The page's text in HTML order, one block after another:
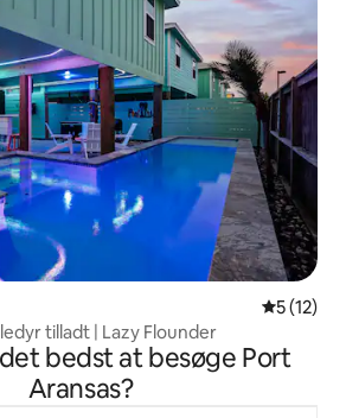
5 ud af 5
5 (12)
tilladt | Lazy Flounder
bedst at besøge Port
Aransas?